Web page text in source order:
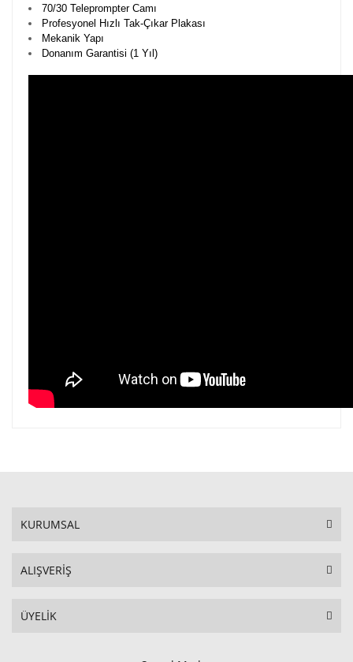
70/30 Teleprompter Camı
Profesyonel Hızlı Tak-Çıkar Plakası
Mekanik Yapı
Donanım Garantisi (1 Yıl)
KURUMSAL
ALIŞVERİŞ
ÜYELİK